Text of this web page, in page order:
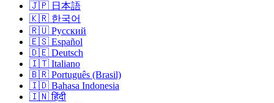
🇯🇵 日本語
🇰🇷 한국어
🇷🇺 Русский
🇪🇸 Español
🇩🇪 Deutsch
🇮🇹 Italiano
🇧🇷 Português (Brasil)
🇮🇩 Bahasa Indonesia
🇮🇳 हिंदी